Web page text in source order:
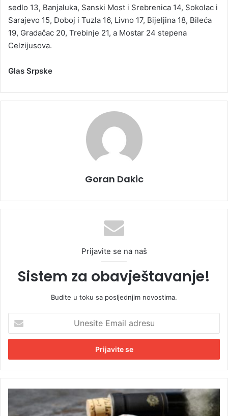
sedlo 13, Banjaluka, Sanski Most i Srebrenica 14, Sokolac i
Sarajevo 15, Doboj i Tuzla 16, Livno 17, Bijeljina 18, Bileća
19, Gradačac 20, Trebinje 21, a Mostar 24 stepena
Celzijusova.
Glas Srpske
Goran Dakic
Prijavite se na naš
Sistem za obavještavanje!
Budite u toku sa posljednjim novostima.
e
i
t
o